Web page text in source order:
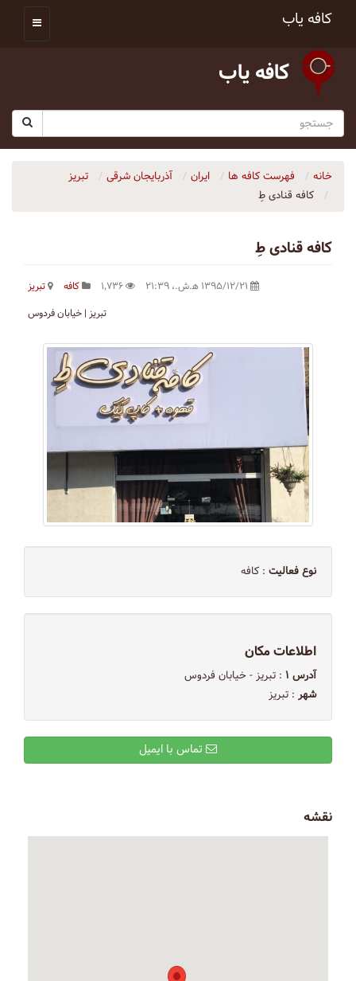
کافه یاب
کافه یاب
خانه فهرست کافه ها ایران آذربایجان شرقی
تبریز
كافه قنادى طِ
كافه قنادى طِ
کافه
تبریز
تبریز | خیابان فردوس
نوع فعالیت : کافه
اطلاعات مکان
آدرس ۱
: تبریز - خیابان فردوس
شهر : تبریز
نقشه